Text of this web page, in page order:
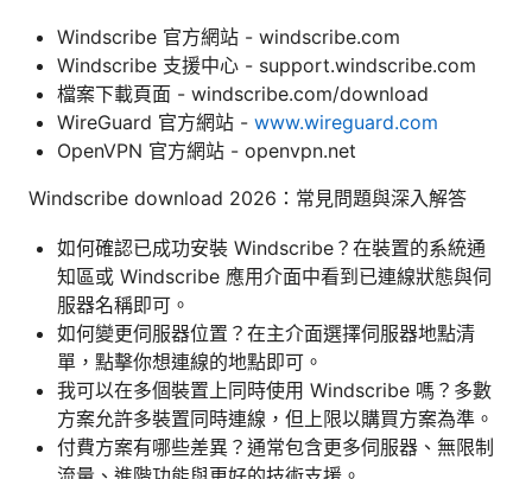
Windscribe 官方網站 - windscribe.com
Windscribe 支援中心 - support.windscribe.com
檔案下載頁面 - windscribe.com/download
WireGuard 官方網站 - www.wireguard.com
OpenVPN 官方網站 - openvpn.net
Windscribe download 2026：常見問題與深入解答
如何確認已成功安裝 Windscribe？在裝置的系統通
知區或 Windscribe 應用介面中看到已連線狀態與伺
服器名稱即可。
如何變更伺服器位置？在主介面選擇伺服器地點清
單，點擊你想連線的地點即可。
我可以在多個裝置上同時使用 Windscribe 嗎？多數
方案允許多裝置同時連線，但上限以購買方案為準。
付費方案有哪些差異？通常包含更多伺服器、無限制